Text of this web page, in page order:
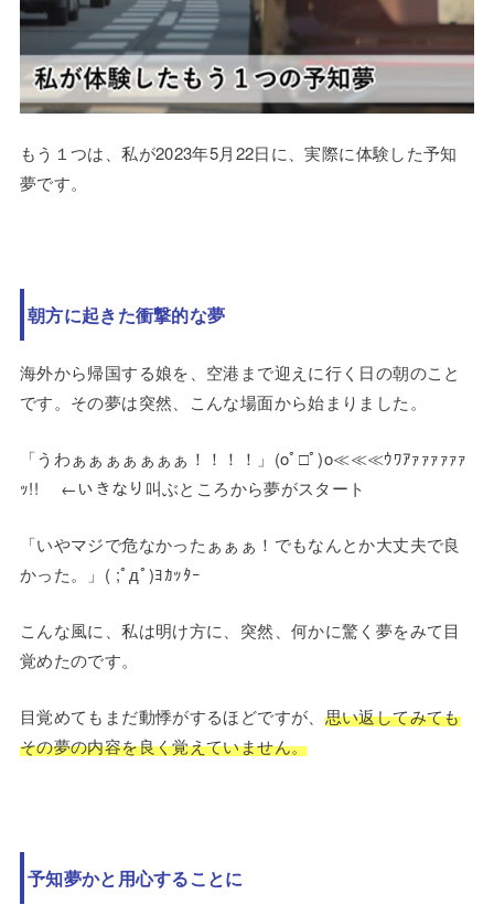
もう１つは、私が2023年5月22日に、実際に体験した予知
夢です。
朝方に起きた衝撃的な夢
海外から帰国する娘を、空港まで迎えに行く日の朝のこと
です。その夢は突然、こんな場面から始まりました。
「うわぁぁぁぁぁぁぁ！！！！」(oﾟ□ﾟ)o≪≪≪ｳﾜｱｧｧｧｧｧｧ
ｯ!! ←いきなり叫ぶところから夢がスタート
「いやマジで危なかったぁぁぁ！でもなんとか大丈夫で良
かった。」( ;ﾟдﾟ)ﾖｶｯﾀｰ
こんな風に、私は明け方に、突然、何かに驚く夢をみて目
覚めたのです。
目覚めてもまだ動悸がするほどですが、 思い返してみても
その夢の内容を良く覚えていません。
予知夢かと用心することに